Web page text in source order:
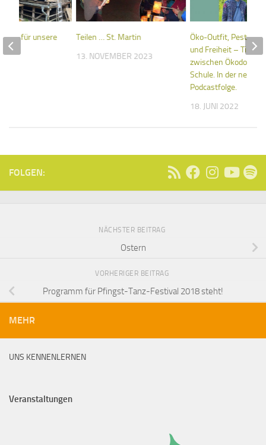
Teilen … St. Martin
13. NOVEMBER 2023
Öko-Outfit, Pesto-
und Freiheit – Tills
zwischen Ökodorf
Schule. In der neuen
Podcastfolge.
18. JUNI 2022
für unsere
FOLGEN:
NÄCHSTER BEITRAG
Ostern
VORHERIGER BEITRAG
Programm für Pfingst-Tanz-Festival 2018 steht!
MEHR
UNS KENNENLERNEN
Veranstaltungen